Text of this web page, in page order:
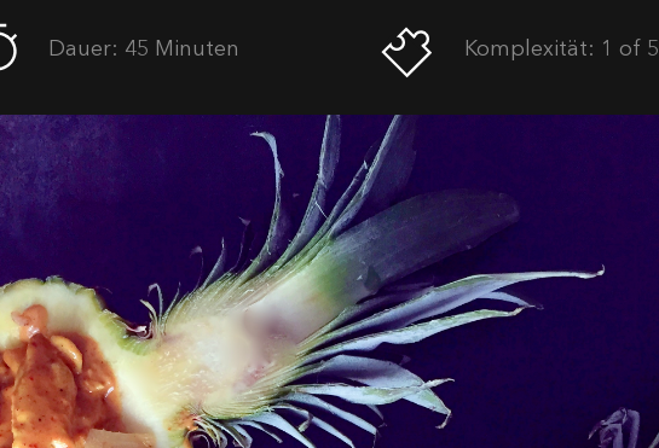
Dauer: 45 Minuten Komplexität: 1 of 5